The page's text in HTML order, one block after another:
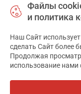
ПЕРЕД
ТОВ
Файлы
и политика
Наш Сайт
сделать Сайт более
Продолжая
использование нами